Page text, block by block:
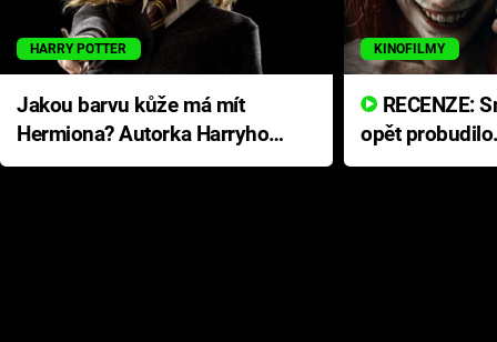
HARRY POTTER
Jakou barvu kůže má mít
Hermiona? Autorka Harryho
Pottera přišla s ráznou
KINOFILMY
opět
přichází s